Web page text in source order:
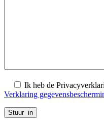
Ik heb de
Verklaring